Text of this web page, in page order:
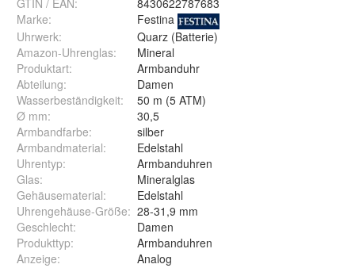
GTIN / EAN:
8430622787683
Marke:
Festina
Uhrwerk:
Quarz (Batterie)
Amazon-Uhrenglas:
Mineral
Produktart:
Armbanduhr
Abteilung:
Damen
Wasserbeständigkeit:
50 m (5 ATM)
Ø mm:
30,5
Armbandfarbe:
silber
Armbandmaterial:
Edelstahl
Uhrentyp:
Armbanduhren
Glas:
Mineralglas
Gehäusematerial:
Edelstahl
Uhrengehäuse-Größe: 28-31,9 mm
Geschlecht:
Damen
Produkttyp:
Armbanduhren
Anzeige: Analog